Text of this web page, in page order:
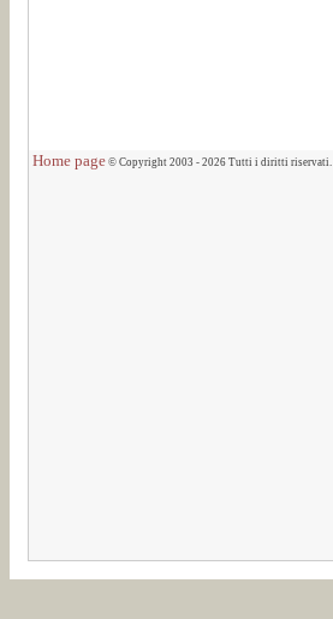
Home page © Copyright 2003 - 2026 Tutti i diritti riservati.